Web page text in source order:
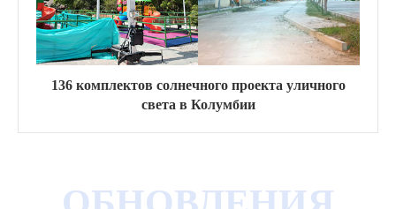
136 комплектов солнечного проекта уличного
света в Колумбии